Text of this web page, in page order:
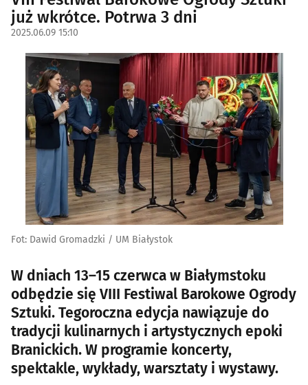
już wkrótce. Potrwa 3 dni
2025.06.09 15:10
Fot: Dawid Gromadzki / UM Białystok
W dniach 13–15 czerwca w Białymstoku
odbędzie się VIII Festiwal Barokowe Ogrody
Sztuki. Tegoroczna edycja nawiązuje do
tradycji kulinarnych i artystycznych epoki
Branickich. W programie koncerty,
spektakle, wykłady, warsztaty i wystawy.